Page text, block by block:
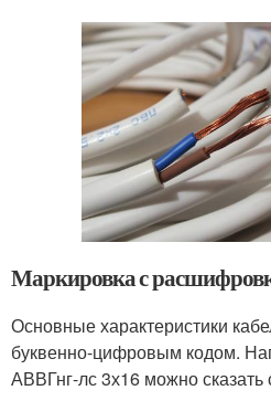
Маркировка с
Основные характеристики
буквенно-цифровым кодом.
АВВГнг-лс 3х16 можно